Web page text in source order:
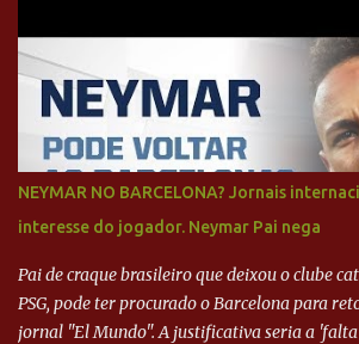
NEYMAR NO BARCELONA? Jornais
interesse do jogador. Neymar Pai nega
Pai de craque brasileiro que deixou o clube
PSG, pode ter procurado o Barcelona para
jornal "El Mundo". A justificativa seria a